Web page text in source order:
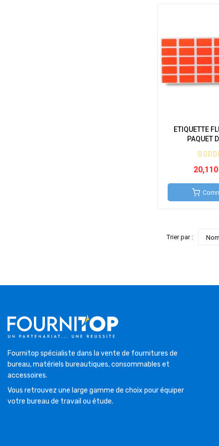
ETIQUETTE
PAQUET
Trier par :
Fournitop spécialiste dans la vente de fournitures de
bureau, matériels bureautiques, consommables et
accessoires.
Vous retrouvez une large gamme de choix pour équiper
votre bureau de travail ou étude.